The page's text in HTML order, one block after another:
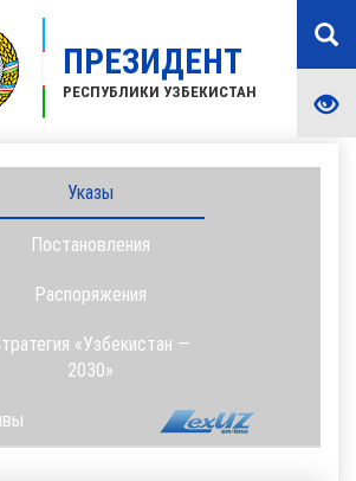
ПРЕЗИДЕНТ
РЕСПУБЛИКИ УЗБЕКИСТАН
Указы
Постановления
Распоряжения
«Узбекистан —
2030»